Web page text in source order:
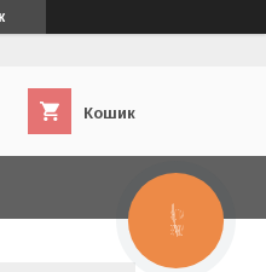
Кошик
КНОПКА
ЗВ'ЯЗКУ